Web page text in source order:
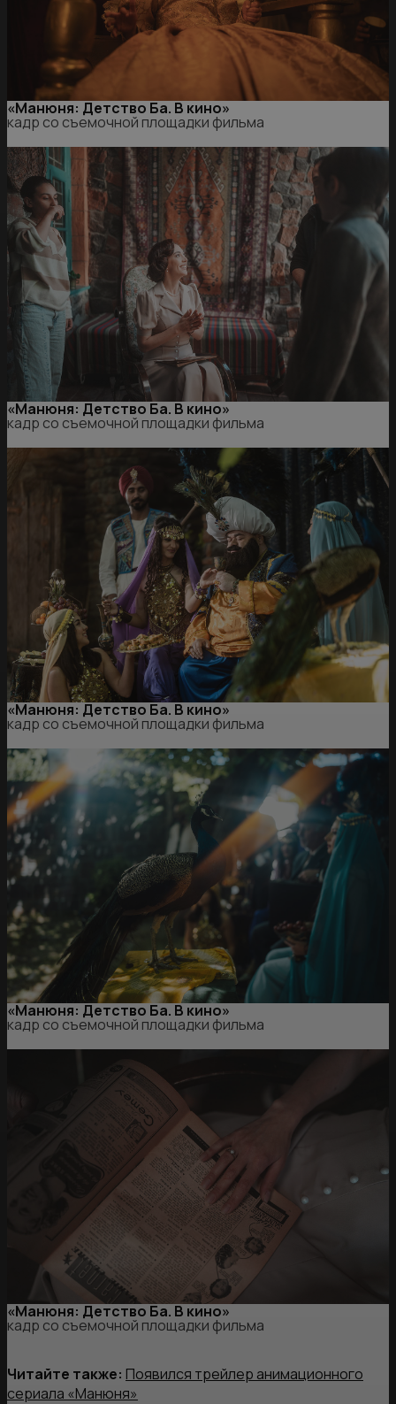
«Манюня: Детство Ба. В кино»
кадр со съемочной площадки фильма
«Манюня: Детство Ба. В кино»
кадр со съемочной площадки фильма
«Манюня: Детство Ба. В кино»
кадр со съемочной площадки фильма
«Манюня: Детство Ба. В кино»
кадр со съемочной площадки фильма
«Манюня: Детство Ба. В кино»
кадр со съемочной площадки фильма
Читайте также: Появился трейлер анимационного
сериала «Манюня»